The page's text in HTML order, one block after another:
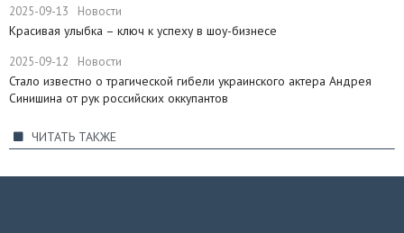
2025-09-13 Новости
Красивая улыбка – ключ к успеху в шоу-бизнесе
2025-09-12 Новости
Стало известно о трагической гибели украинского актера Андрея
Синишина от рук российских оккупантов
ЧИТАТЬ ТАКЖЕ